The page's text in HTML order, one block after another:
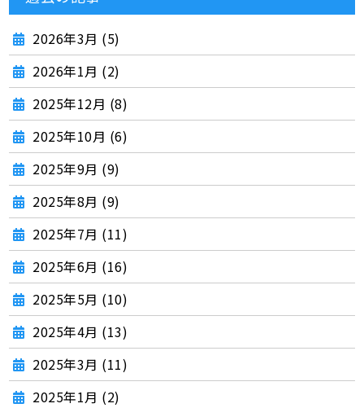
2026年3月 (5)
2026年1月 (2)
2025年12月 (8)
2025年10月 (6)
2025年9月 (9)
2025年8月 (9)
2025年7月 (11)
2025年6月 (16)
2025年5月 (10)
2025年4月 (13)
2025年3月 (11)
2025年1月 (2)